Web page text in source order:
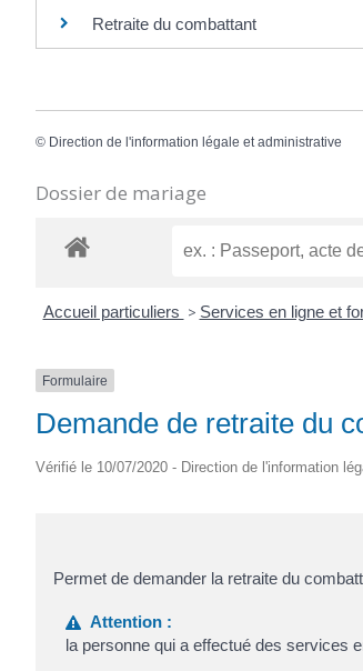
Retraite du combattant
© Direction de l'information légale et administrative
Dossier de mariage
Accueil particuliers > Services en ligne et
Formulaire
Demande de retraite du
Vérifié le 10/07/2020 - Direction de l'information
Permet de demander la retraite du
Attention :
la personne qui a effectué des services